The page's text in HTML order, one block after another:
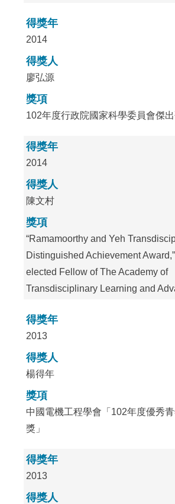
得獎年
2014
得獎人
廖弘源
獎項
102年度行政院國家科學委員會傑
得獎年
2014
得獎人
陳文村
獎項
“Ramamoorthy and Yeh
Distinguished Achievement
elected Fellow of The Academy of
Transdisciplinary Learning and
得獎年
2013
得獎人
楊得年
獎項
中國電機工程學會「102年度優秀
獎」
得獎年
2013
得獎人